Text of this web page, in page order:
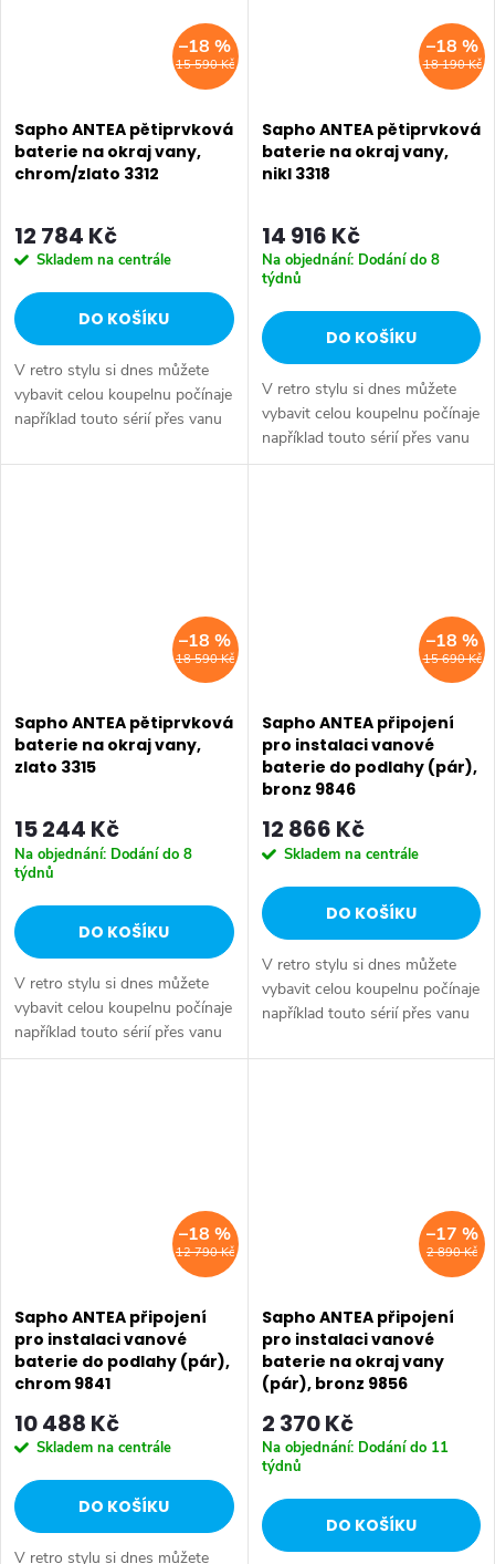
15 590 Kč
–18 %
Sapho ANTEA pětiprvková
baterie na okraj vany,
chrom/zlato 3312
12 784 Kč
Skladem na centrále
DO KOŠÍKU
V retro stylu si dnes můžete
vybavit celou koupelnu počínaje
například touto sérií přes vanu
keramiku Retro nebo Classic.
18 190 Kč
–18 %
Sapho ANTEA pětiprvková
baterie na okraj vany,
nikl 3318
14 916 Kč
Na objednání: Dodání do 8
týdnů
DO KOŠÍKU
V retro stylu si dnes můžete
vybavit celou koupelnu počínaje
například touto sérií přes vanu
Retro, doplňky Diamond až po
18 590 Kč
–18 %
Sapho ANTEA pětiprvková
baterie na okraj vany,
zlato 3315
15 244 Kč
Na objednání: Dodání do 8
týdnů
DO KOŠÍKU
V retro stylu si dnes můžete
vybavit celou koupelnu počínaje
například touto sérií přes vanu
Retro, doplňky Diamond až po
15 690 Kč
–18 %
Sapho ANTEA připojení
pro instalaci vanové
baterie do podlahy (pár),
bronz 9846
12 866 Kč
Skladem na centrále
DO KOŠÍKU
V retro stylu si dnes můžete
vybavit celou koupelnu počínaje
například touto sérií přes vanu
keramiku Retro nebo Classic.
12 790 Kč
–18 %
Sapho ANTEA připojení
pro instalaci vanové
baterie do podlahy (pár),
chrom 9841
10 488 Kč
Skladem na centrále
DO KOŠÍKU
V retro stylu si dnes můžete
2 890 Kč
–17 %
Sapho ANTEA připojení
pro instalaci vanové
baterie na okraj vany
(pár), bronz 9856
2 370 Kč
Na objednání: Dodání do 11
týdnů
DO KOŠÍKU